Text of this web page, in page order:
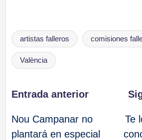
Etiquetas:
artistas falleros comisiones
València
Navegación
de
Entrada anterior
Nou Campanar no
plantará en especial
Te